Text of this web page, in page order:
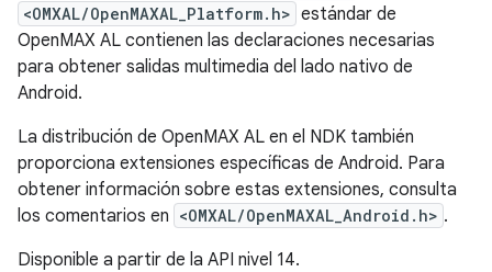
<OMXAL/OpenMAXAL_Platform.h> estándar de
OpenMAX AL contienen las declaraciones necesarias
para obtener salidas multimedia del lado nativo de
Android.
La distribución de OpenMAX AL en el NDK también
proporciona extensiones específicas de Android. Para
obtener información sobre estas extensiones, consulta
los comentarios en <OMXAL/OpenMAXAL_Android.h> .
Disponible a partir de la API nivel 14.